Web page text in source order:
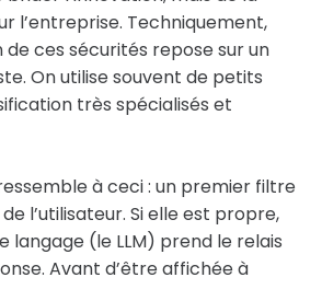
l’entreprise. Techniquement,
ces sécurités repose sur un
On utilise souvent de petits
très spécialisés et
à ceci : un premier filtre
l’utilisateur. Si elle est propre,
langage (le LLM) prend le relais
Avant d’être affichée à